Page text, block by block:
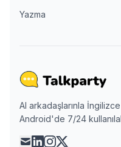
Yazma
AI arkadaşlarınla
Android'de 7/24
maillinkedin
instagram
x